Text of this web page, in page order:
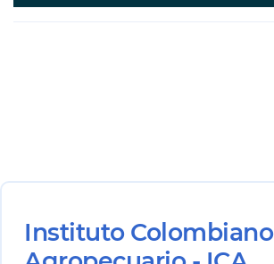
Instituto Colombiano